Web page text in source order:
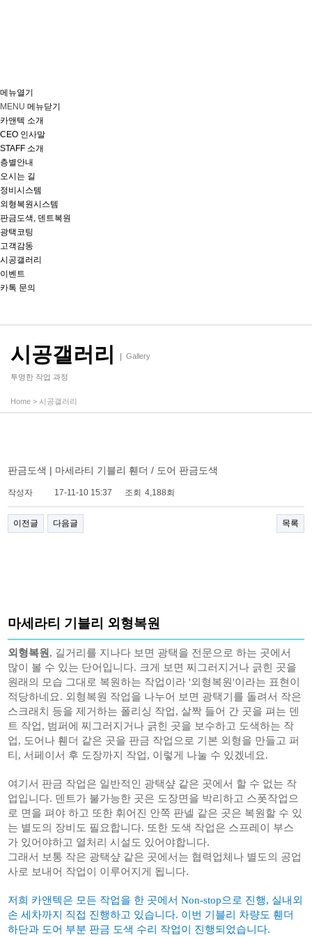
메뉴열기
MENU 메뉴닫기
카앤텍 소개
CEO 인사말
STAFF 소개
층별안내
오시는 길
정비시스템
외형복원시스템
판금도색, 덴트복원
광택코팅
고객감동
시공갤러리
이벤트
카톡 문의
시공갤러리 Gallery
투명한 작업 과정
Home > 시공갤러리
판금도색 | 마세라티 기블리 휀더 / 도어 판금도색
작성자 17-11-10 15:37 조회 4,188회
이전글 다음글 목록
마세라티 기블리 외형복원
외형복원 , 길거리를 지나다 보면 광택을 전문으로 하는 곳에서
많이 볼 수 있는 단어입니다. 크게 보면 찌그러지거나 긁힌 곳을
원래의 모습 그대로 복원하는 작업이라 '외형복원'이라는 표현이
적당하네요. 외형복원 작업을 나누어 보면 광택기를 돌려서 작은
스크래치 등을 제거하는 폴리싱 작업, 살짝 들어 간 곳을 펴는 덴
트 작업, 범퍼에 찌그러지거나 긁힌 곳을 보수하고 도색하는 작
업, 도어나 휀더 같은 곳을 판금 작업으로 기본 외형을 만들고 퍼
티, 서페이서 후 도장까지 작업, 이렇게 나눌 수 있겠네요.
여기서 판금 작업은 일반적인 광택샾 같은 곳에서 할 수 없는 작
업입니다. 덴트가 불가능한 곳은 도장면을 박리하고 스폿작업으
로 면을 펴야 하고 또한 휘어진 안쪽 판넬 같은 곳은 복원할 수 있
는 별도의 장비도 필요합니다. 또한 도색 작업은 스프레이 부스
가 있어야하고 열처리 시설도 있어야합니다.
그래서 보통 작은 광택샾 같은 곳에서는 협력업체나 별도의 공업
사로 보내어 작업이 이루어지게 됩니다.
저희 카앤텍은 모든 작업을 한 곳에서 Non-stop으로 진행, 실내외
손 세차까지 직접 진행하고 있습니다. 이번 기블리 차량도 휀더
하단과 도어 부분 판금 도색 수리 작업이 진행되었습니다.